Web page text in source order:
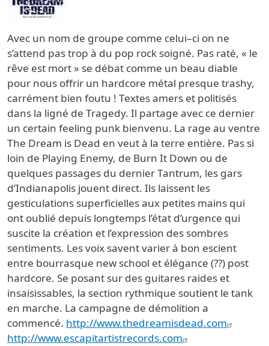
Avec un nom de groupe comme celui–ci on ne
s’attend pas trop à du pop rock soigné. Pas raté, « le
rêve est mort » se débat comme un beau diable
pour nous offrir un hardcore métal presque trashy,
carrément bien foutu ! Textes amers et politisés
dans la ligné de Tragedy. Il partage avec ce dernier
un certain feeling punk bienvenu. La rage au ventre
The Dream is Dead en veut à la terre entière. Pas si
loin de Playing Enemy, de Burn It Down ou de
quelques passages du dernier Tantrum, les gars
d’Indianapolis jouent direct. Ils laissent les
gesticulations superficielles aux petites mains qui
ont oublié depuis longtemps l’état d’urgence qui
suscite la création et l’expression des sombres
sentiments. Les voix savent varier à bon escient
entre bourrasque new school et élégance (??) post
hardcore. Se posant sur des guitares raides et
insaisissables, la section rythmique soutient le tank
en marche. La campagne de démolition a
commencé. http://www.thedreamisdead.com
http://www.escapitartistrecords.com